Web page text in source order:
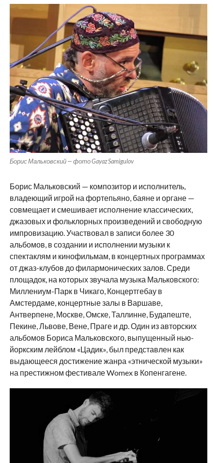
Борис Мальковский — фото Gayaz Samigulov
Борис Мальковский — композитор и исполнитель,
владеющий игрой на фортепьяно, баяне и органе —
совмещает и смешивает исполнение классических,
джазовых и фольклорных произведений и свободную
импровизацию. Участвовал в записи более 30
альбомов, в создании и исполнении музыки к
спектаклям и кинофильмам, в концертных программах
от джаз-клубов до филармонических залов. Среди
площадок, на которых звучала музыка Мальковского:
Миллениум-Парк в Чикаго, Концертгебау в
Амстердаме, концертные залы в Варшаве,
Антверпене, Москве, Омске, Таллинне, Будапеште,
Пекине, Львове, Вене, Праге и др. Один из авторских
альбомов Бориса Мальковского, выпущенный нью-
йоркским лейблом «Цадик», был представлен как
выдающееся достижение жанра «этнической музыки»
на престижном фестивале Womex в Копенгагене.